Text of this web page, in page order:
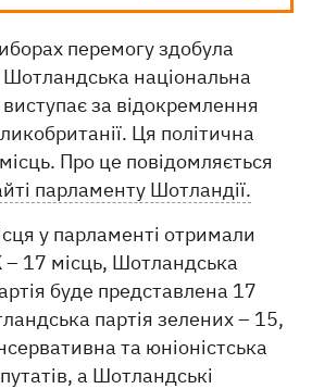
перемогу здобула
Шотландська національна
виступає за відокремлення
Ця політична
Про це повідомляється
парламенту Шотландії.
у парламенті отримали
– 17 місць, Шотландська
буде представлена ​​17
партія зелених – 15,
та юніоністська
а Шотландські